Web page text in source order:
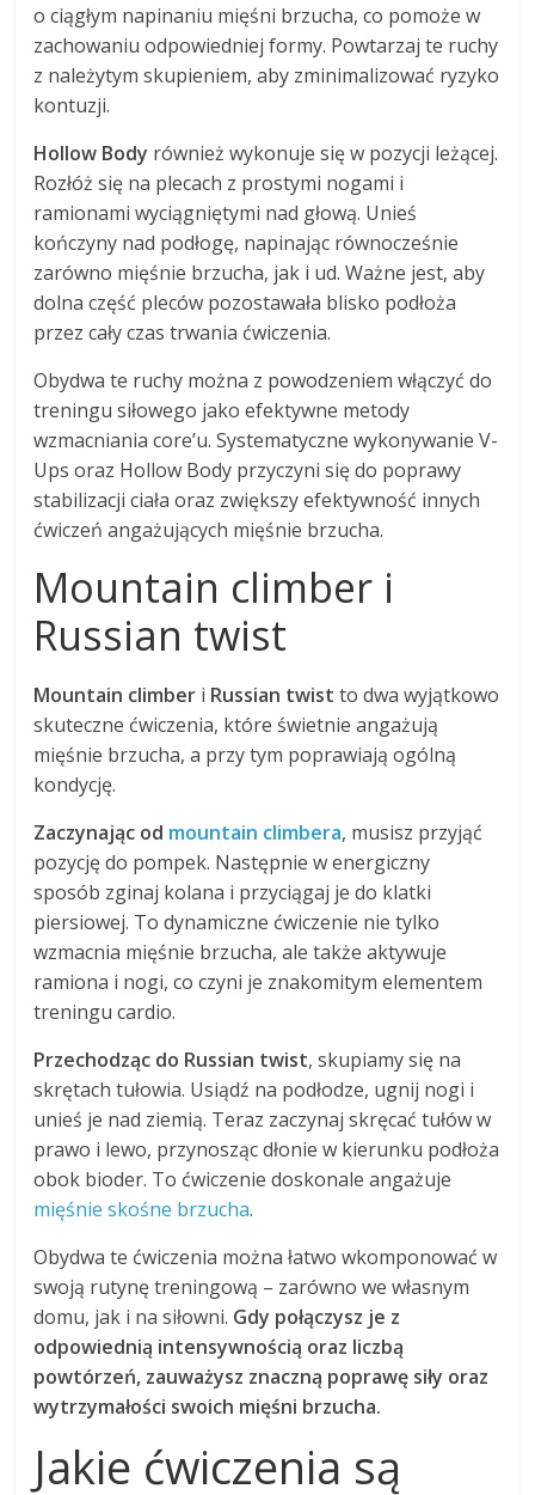
o ciągłym napinaniu mięśni brzucha, co pomoże w
zachowaniu odpowiedniej formy. Powtarzaj te ruchy
z należytym skupieniem, aby zminimalizować ryzyko
kontuzji.
Hollow Body również wykonuje się w pozycji leżącej.
Rozłóż się na plecach z prostymi nogami i
ramionami wyciągniętymi nad głową. Unieś
kończyny nad podłogę, napinając równocześnie
zarówno mięśnie brzucha, jak i ud. Ważne jest, aby
dolna część pleców pozostawała blisko podłoża
przez cały czas trwania ćwiczenia.
Obydwa te ruchy można z powodzeniem włączyć do
treningu siłowego jako efektywne metody
wzmacniania core’u. Systematyczne wykonywanie V-
Ups oraz Hollow Body przyczyni się do poprawy
stabilizacji ciała oraz zwiększy efektywność innych
ćwiczeń angażujących mięśnie brzucha.
Mountain climber i
Russian twist
Mountain climber i Russian twist to dwa wyjątkowo
skuteczne ćwiczenia, które świetnie angażują
mięśnie brzucha, a przy tym poprawiają ogólną
kondycję.
Zaczynając od mountain climbera, musisz przyjąć
pozycję do pompek. Następnie w energiczny
sposób zginaj kolana i przyciągaj je do klatki
piersiowej. To dynamiczne ćwiczenie nie tylko
wzmacnia mięśnie brzucha, ale także aktywuje
ramiona i nogi, co czyni je znakomitym elementem
treningu cardio.
Przechodząc do Russian twist, skupiamy się na
skrętach tułowia. Usiądź na podłodze, ugnij nogi i
unieś je nad ziemią. Teraz zaczynaj skręcać tułów w
prawo i lewo, przynosząc dłonie w kierunku podłoża
obok bioder. To ćwiczenie doskonale angażuje
mięśnie skośne brzucha.
Obydwa te ćwiczenia można łatwo wkomponować w
swoją rutynę treningową – zarówno we własnym
domu, jak i na siłowni. Gdy połączysz je z
odpowiednią intensywnością oraz liczbą
powtórzeń, zauważysz znaczną poprawę siły oraz
wytrzymałości swoich mięśni brzucha.
Jakie ćwiczenia są